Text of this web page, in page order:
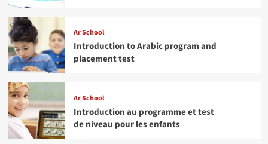
Ar School
Introduction to Arabic program and
placement test
Ar School
Introduction au programme et test
de niveau pour les enfants